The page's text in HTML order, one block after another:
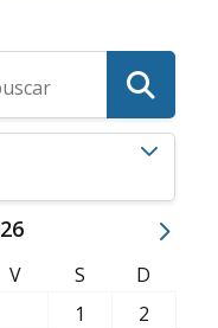
V S
D
1
2